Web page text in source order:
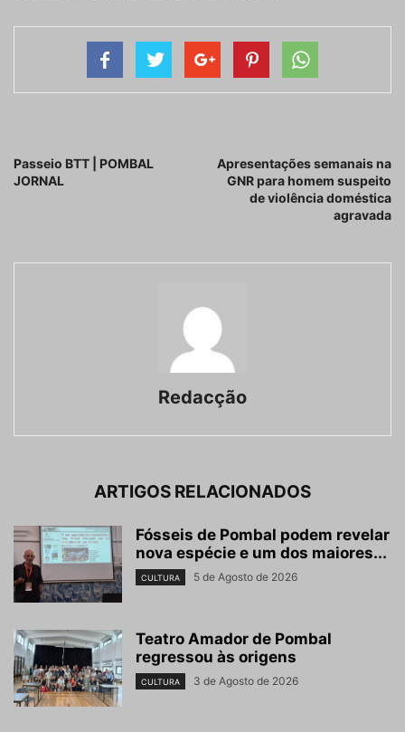
Passeio BTT | POMBAL
JORNAL
Apresentações semanais na
GNR para homem suspeito
de violência doméstica
agravada
Redacção
ARTIGOS RELACIONADOS
Fósseis de Pombal podem revelar
nova espécie e um dos maiores...
CULTURA 5 de Agosto de 2026
Teatro Amador de Pombal
regressou às origens
CULTURA 3 de Agosto de 2026